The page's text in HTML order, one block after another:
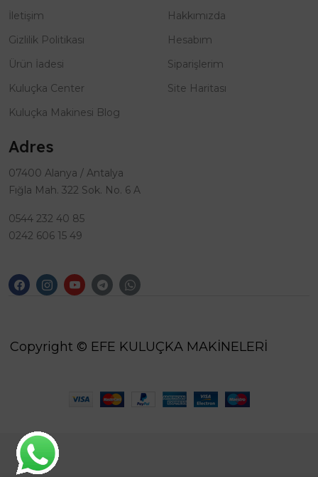
İletişim
Gizlilik Politikası
Ürün İadesi
Kuluçka Center
Kuluçka Makinesi Blog
Hakkımızda
Hesabım
Siparişlerim
Site Haritası
Adres
07400 Alanya / Antalya
Fığla Mah. 322 Sok. No. 6 A
0544 232 40 85
0242 606 15 49
Copyright © EFE KULUÇKA MAKİNELERİ